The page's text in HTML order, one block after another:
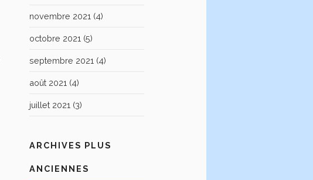
novembre 2021 (4)
octobre 2021 (5)
septembre 2021 (4)
août 2021 (4)
juillet 2021 (3)
ARCHIVES PLUS
ANCIENNES